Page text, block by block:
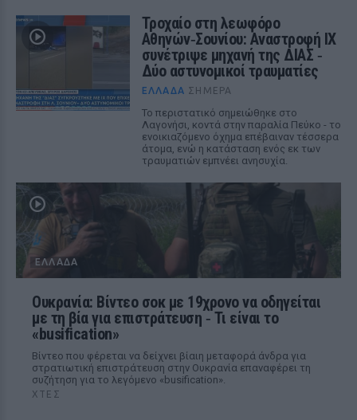
Τροχαίο στη λεωφόρο
Αθηνών‑Σουνίου: Αναστροφή ΙΧ
συνέτριψε μηχανή της ΔΙΑΣ ‑
Δύο αστυνομικοί τραυματίες
ΕΛΛΆΔΑ ΣΉΜΕΡΑ
Το περιστατικό σημειώθηκε στο
Λαγονήσι, κοντά στην παραλία Πεύκο - το
ενοικιαζόμενο όχημα επέβαιναν τέσσερα
άτομα, ενώ η κατάσταση ενός εκ των
τραυματιών εμπνέει ανησυχία.
ΕΛΛΆΔΑ
Ουκρανία: Βίντεο σοκ με 19χρονο να οδηγείται
με τη βία για επιστράτευση ‑ Τι είναι το
«busification»
Βίντεο που φέρεται να δείχνει βίαιη μεταφορά άνδρα για
στρατιωτική επιστράτευση στην Ουκρανία επαναφέρει τη
συζήτηση για το λεγόμενο «busification».
ΧΤΕΣ